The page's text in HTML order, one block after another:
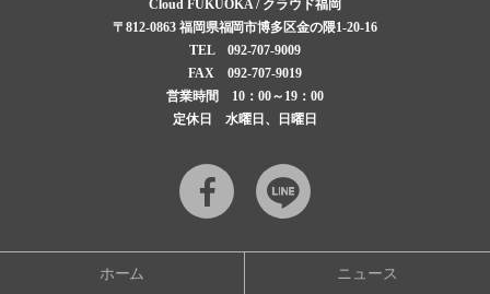
Cloud FUKUOKA / クラウド福岡
〒812-0863 福岡県福岡市博多区金の隈1-20-16
TEL 092-707-9009
FAX 092-707-9019
営業時間 10：00～19：00
定休日 水曜日、日曜日
Facebook
ホーム ニュース